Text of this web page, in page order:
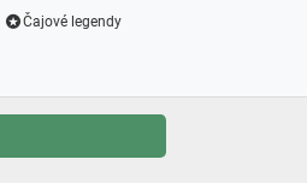
Čajové legendy